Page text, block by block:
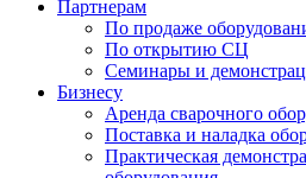
Партнерам
По продаже
По открытию СЦ
Семинары и
Бизнесу
Аренда сварочного
Поставка и наладка
Практическая